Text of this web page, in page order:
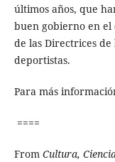
últimos años, que
buen gobierno en
de las Directrices
deportistas.
Para más
====
From Cultura,